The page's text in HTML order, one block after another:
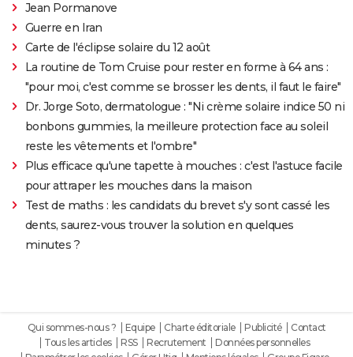
Jean Pormanove
Guerre en Iran
Carte de l'éclipse solaire du 12 août
La routine de Tom Cruise pour rester en forme à 64 ans :
"pour moi, c'est comme se brosser les dents, il faut le faire"
Dr. Jorge Soto, dermatologue : "Ni crème solaire indice 50 ni
bonbons gummies, la meilleure protection face au soleil
reste les vêtements et l'ombre"
Plus efficace qu'une tapette à mouches : c'est l'astuce facile
pour attraper les mouches dans la maison
Test de maths : les candidats du brevet s'y sont cassé les
dents, saurez-vous trouver la solution en quelques
minutes ?
Qui sommes-nous ? Equipe Charte éditoriale Publicité
Contact
Tous les articles
RSS Recrutement
Données personnelles